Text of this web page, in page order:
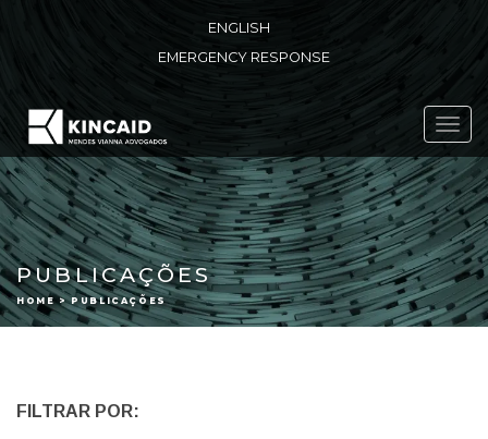
ENGLISH
EMERGENCY RESPONSE
PUBLICAÇÕES
HOME > PUBLICAÇÕES
FILTRAR POR: